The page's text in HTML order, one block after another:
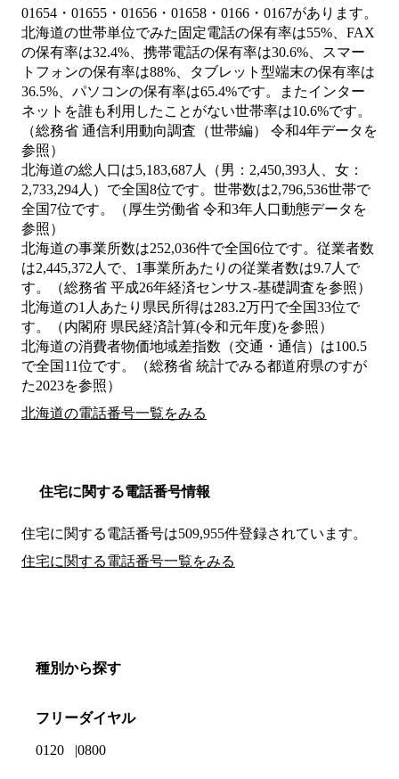
01654・01655・01656・01658・0166・0167があります。
北海道の世帯単位でみた固定電話の保有率は55%、FAX
の保有率は32.4%、携帯電話の保有率は30.6%、スマー
トフォンの保有率は88%、タブレット型端末の保有率は
36.5%、パソコンの保有率は65.4%です。またインター
ネットを誰も利用したことがない世帯率は10.6%です。
（総務省 通信利用動向調査（世帯編） 令和4年データを
参照）
北海道の総人口は5,183,687人（男：2,450,393人、女：
2,733,294人）で全国8位です。世帯数は2,796,536世帯で
全国7位です。（厚生労働省 令和3年人口動態データを
参照）
北海道の事業所数は252,036件で全国6位です。従業者数
は2,445,372人で、1事業所あたりの従業者数は9.7人で
す。（総務省 平成26年経済センサス‐基礎調査を参照）
北海道の1人あたり県民所得は283.2万円で全国33位で
す。（内閣府 県民経済計算(令和元年度)を参照）
北海道の消費者物価地域差指数（交通・通信）は100.5
で全国11位です。（総務省 統計でみる都道府県のすが
た2023を参照）
北海道の電話番号一覧をみる
住宅に関する電話番号情報
住宅に関する電話番号は509,955件登録されています。
住宅に関する電話番号一覧をみる
種別から探す
フリーダイヤル
0120 0800